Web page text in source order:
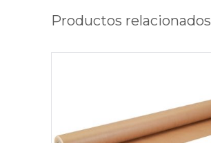
Productos relacionados